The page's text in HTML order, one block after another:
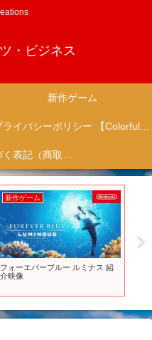
・ビジネス
新作ゲーム
プライバシーポリシー 【Colorful Creation】
特定商取引法に基づく表記（商取引に関する開示）
入りといえるラブコメ
#アニメ評価 #新作ア
新作ゲーム
【Steam新作